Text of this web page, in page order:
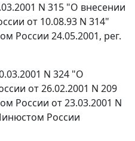
N 315 "О внесении
от 10.08.93 N 314"
России 24.05.2001, рег.
N 324 "О
от 26.02.2001 N 209
России от 23.03.2001 N
России